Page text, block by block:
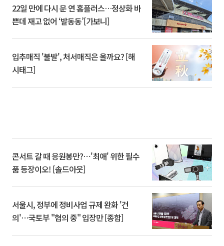
22일 만에 다시 문 연 홈플러스…정상화 바
쁜데 재고 없어 ‘발동동’[가보니]
입추매직 '불발', 처서매직은 올까요? [해
시태그]
콘서트 갈 때 응원봉만?⋯'최애' 위한 필수
품 등장이오! [솔드아웃]
서울시, 정부에 정비사업 규제 완화 '건
의'⋯국토부 "협의 중" 입장만 [종합]